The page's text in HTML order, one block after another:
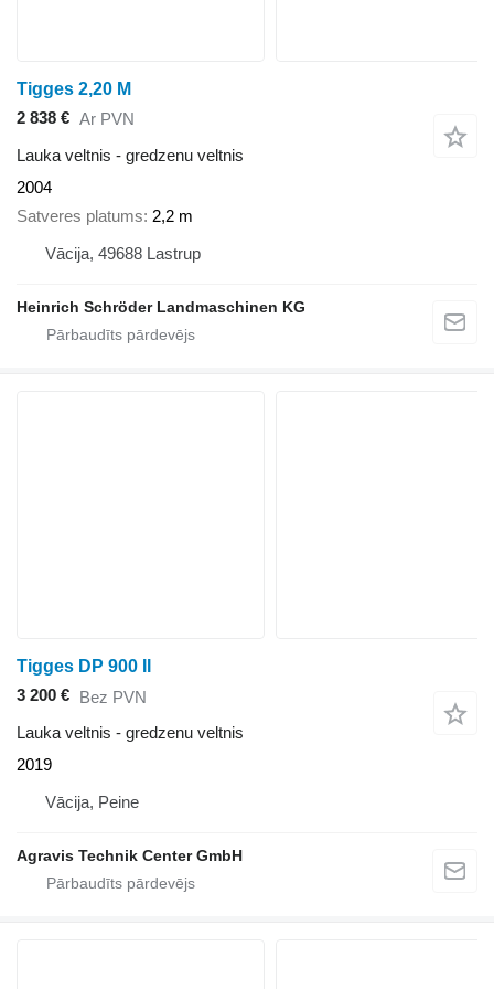
Tigges 2,20 M
2 838 € Ar PVN
Lauka veltnis - gredzenu veltnis
2004
Satveres platums 2,2 m
Vācija, 49688 Lastrup
Heinrich Schröder Landmaschinen KG
Tigges DP 900 II
3 200 € Bez PVN
Lauka veltnis - gredzenu veltnis
2019
Vācija, Peine
Agravis Technik Center GmbH